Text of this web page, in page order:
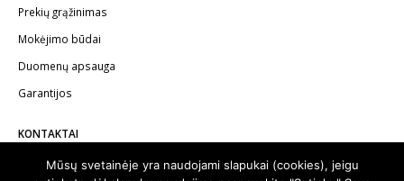
Prekių grąžinimas
Mokėjimo būdai
Duomenų apsauga
Garantijos
KONTAKTAI
Telefonas:+370 602 62622
Mūsų svetainėje yra naudojami slapukai (cookies), jeigu